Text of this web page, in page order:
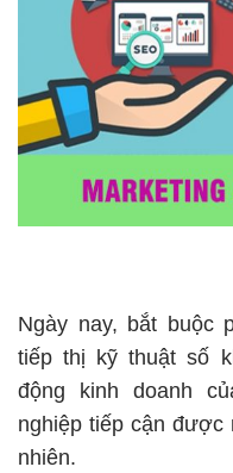
Ngày nay, bắt buộc
tiếp thị kỹ thuật số
động kinh doanh
nghiệp tiếp cận
nhiên.